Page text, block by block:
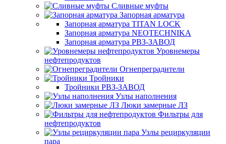
Сливные муфты
Запорная арматура
Запорная арматура TITAN LOCK
Запорная арматура NEOTECHNIKA
Запорная арматура РВЗ-ЗАВОД
Уровнемеры
нефтепродуктов
Огнепреградители
Тройники
Тройники РВЗ-ЗАВОД
Узлы наполнения
Люки замерные ЛЗ
Фильтры для
нефтепродуктов
Узлы рециркуляции
пара